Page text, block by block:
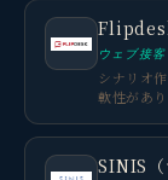
ウェブ接客
シナリオ
軟性があり
SINIS（